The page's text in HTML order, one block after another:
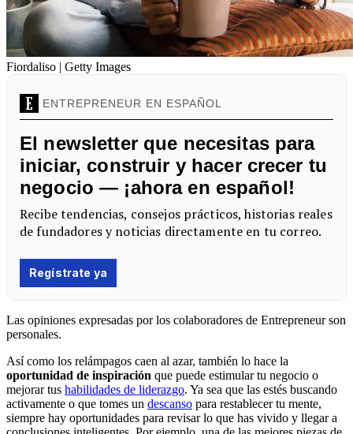
Fiordaliso | Getty Images
Las opiniones expresadas por los colaboradores de Entrepreneur son
personales.
Así como los relámpagos caen al azar, también lo hace la
oportunidad de inspiración que puede estimular tu negocio o
mejorar tus habilidades de liderazgo. Ya sea que las estés buscando
activamente o que tomes un descanso para restablecer tu mente,
siempre hay oportunidades para revisar lo que has vivido y llegar a